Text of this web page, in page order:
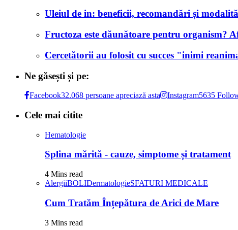
Uleiul de in: beneficii, recomandări și
Fructoza este dăunătoare pentru organism?
Cercetătorii au folosit cu succes "inimi
Ne găsești și pe:
Facebook32.068 persoane apreciază asta Instagram5635
Cele mai citite
Hematologie
Splina mărită - cauze, simptome și tratament
4 Mins read
AlergiiBOLIDermatologieSFATURI MEDICALE
Cum Tratăm Înțepătura de Arici de Mare
3 Mins read